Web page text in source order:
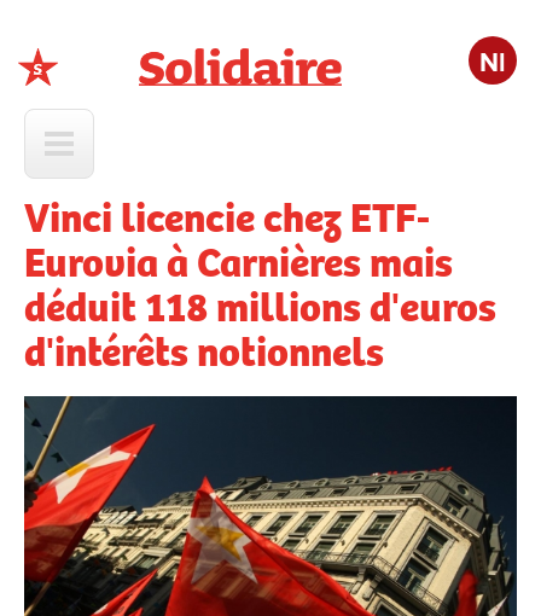
Nl
Vinci licencie chez ETF-
Eurovia à Carnières mais
déduit 118 millions d'euros
d'intérêts notionnels